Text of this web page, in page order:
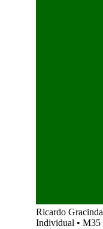
Ricardo Gracinda
Individual • M35